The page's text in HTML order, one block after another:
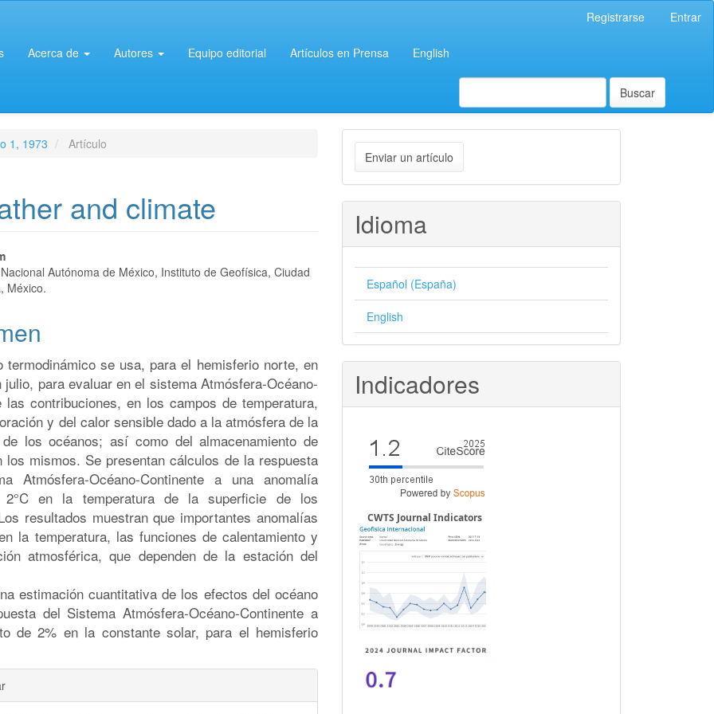
Registrarse Entrar
Acerca de Autores Equipo editorial Artículos en Prensa English
Buscar
1, 1973 Artículo
and climate
Autónoma de México, Instituto de Geofísica, Ciudad
México.
termodinámico se usa, para el hemisferio norte, en
julio, para evaluar en el sistema Atmósfera-Océano-
las contribuciones, en los campos de temperatura,
y del calor sensible dado a la atmósfera de la
los océanos; así como del almacenamiento de
los mismos. Se presentan cálculos de la respuesta
Atmósfera-Océano-Continente a una anomalía
en la temperatura de la superficie de los
resultados muestran que importantes anomalías
la temperatura, las funciones de calentamiento y
atmosférica, que dependen de la estación del
estimación cuantitativa de los efectos del océano
del Sistema Atmósfera-Océano-Continente a
de 2% en la constante solar, para el hemisferio
Enviar
un
artículo
Enviar un artículo
Idioma
Español (España)
English
Indicadores
CWTS Journal Indicators